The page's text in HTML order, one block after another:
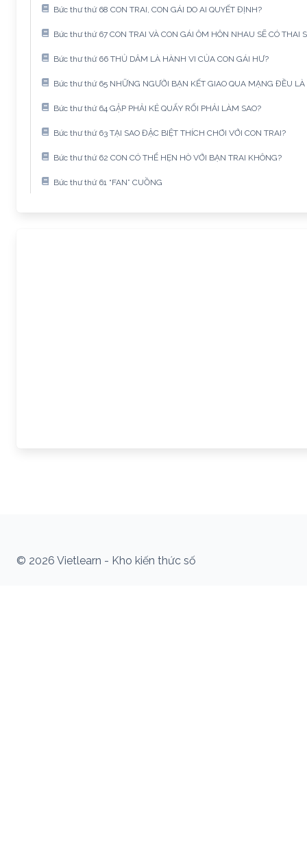
Bức thư thứ 68 CON TRAI, CON GÁI DO AI QUYẾT ĐỊNH?
Bức thư thứ 67 CON TRAI VÀ CON GÁI ÔM HÔN NHAU SẼ CÓ THAI
Bức thư thứ 66 THỦ DÂM LÀ HÀNH VI CỦA CON GÁI HƯ?
Bức thư thứ 65 NHỮNG NGƯỜI BẠN KẾT GIAO QUA MẠNG ĐỀU LÀ
Bức thư thứ 64 GẶP PHẢI KẺ QUẤY RỐI PHẢI LÀM SAO?
Bức thư thứ 63 TẠI SAO ĐẶC BIỆT THÍCH CHƠI VỚI CON TRAI?
Bức thư thứ 62 CON CÓ THỂ HẸN HÒ VỚI BẠN TRAI KHÔNG?
Bức thư thứ 61 “FAN” CUỒNG
© 2026 Vietlearn - Kho kiến thức số